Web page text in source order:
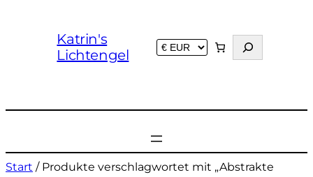
Katrin's
Lichtengel
u
Start / Produkte verschlagwortet mit „Abstrakte